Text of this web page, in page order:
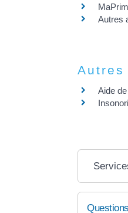
Autres
Autres
Aide